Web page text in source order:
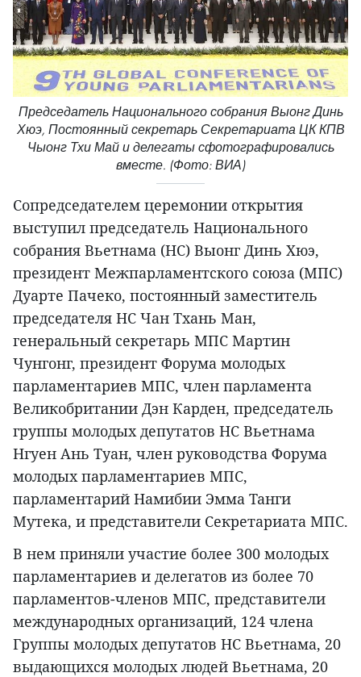
Председатель Национального собрания Выонг Динь
Хюэ, Постоянный секретарь Секретариата ЦК КПВ
Чыонг Тхи Май и делегаты сфотографировались
вместе. (Фото: ВИА)
Сопредседателем церемонии открытия
выступил председатель Национального
собрания Вьетнама (НС) Выонг Динь Хюэ,
президент Межпарламентского союза (МПС)
Дуарте Пачеко, постоянный заместитель
председателя НС Чан Тхань Ман,
генеральный секретарь МПС Мартин
Чунгонг, президент Форума молодых
парламентариев МПС, член парламента
Великобритании Дэн Карден, председатель
группы молодых депутатов НС Вьетнама
Нгуен Ань Туан, член руководства Форума
молодых парламентариев МПС,
парламентарий Намибии Эмма Танги
Мутека, и представители Секретариата МПС.
В нем приняли участие более 300 молодых
парламентариев и делегатов из более 70
парламентов-членов МПС, представители
международных организаций, 124 члена
Группы молодых депутатов НС Вьетнама, 20
выдающихся молодых людей Вьетнама, 20